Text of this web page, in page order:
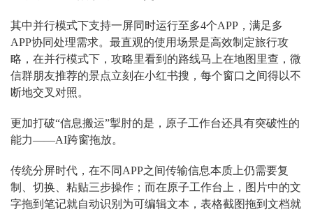
其中并行模式下支持一屏同时运行至多4个APP，满足多
APP协同处理需求。最直观的使用场景是高效制定旅行攻
略，在并行模式下，攻略里看到的路线马上在地图里查，微
信群朋友推荐的景点立刻在小红书搜，每个窗口之间得以不
断地交叉对照。
更加打破“信息搬运”掣肘的是，原子工作台还具有突破性的
能力——AI跨窗拖放。
传统分屏时代，在不同APP之间传输信息本质上仍需要复
制、切换、粘贴三步操作；而在原子工作台上，图片中的文
字拖到笔记就自动识别为可编辑文本，表格截图拖到文档就